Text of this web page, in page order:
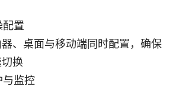
配置
、桌面与移动端同时配置，确保
换
与监控